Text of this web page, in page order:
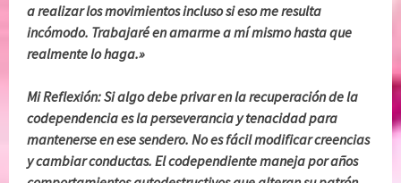
a realizar los movimientos incluso si eso me resulta
incómodo. Trabajaré en amarme a mí mismo hasta que
realmente lo haga.»
Mi Reflexión: Si algo debe privar en la recuperación de la
codependencia es la perseverancia y tenacidad para
mantenerse en ese sendero. No es fácil modificar creencias
y cambiar conductas. El codependiente maneja por años